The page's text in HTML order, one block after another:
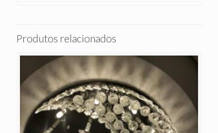
Produtos relacionados